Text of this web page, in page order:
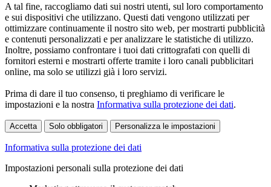
A tal fine, raccogliamo dati sui nostri utenti, sul loro comportamento
e sui dispositivi che utilizzano. Questi dati vengono utilizzati per
ottimizzare continuamente il nostro sito web, per mostrarti pubblicità
e contenuti personalizzati e per analizzare le statistiche di utilizzo.
Inoltre, possiamo confrontare i tuoi dati crittografati con quelli di
fornitori esterni e mostrarti offerte tramite i loro canali pubblicitari
online, ma solo se utilizzi già i loro servizi.
Prima di dare il tuo consenso, ti preghiamo di verificare le
impostazioni e la nostra Informativa sulla protezione dei dati.
Accetta Solo obbligatori Personalizza le impostazioni
Informativa sulla protezione dei dati
Impostazioni personali sulla protezione dei dati